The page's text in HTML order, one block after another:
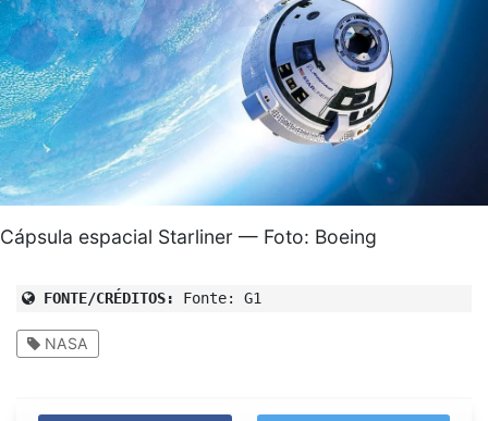
Cápsula espacial Starliner — Foto: Boeing
FONTE/CRÉDITOS: Fonte: G1
NASA